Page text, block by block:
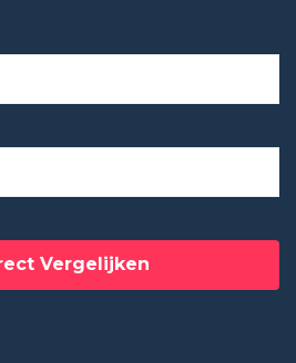
Vergelijken